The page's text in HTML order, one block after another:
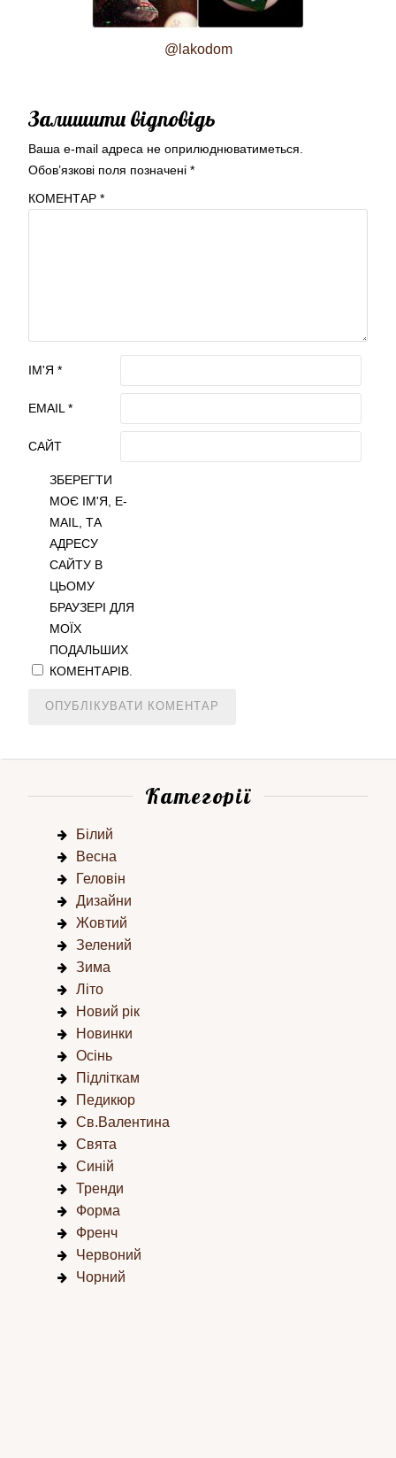
@lakodom
Залишити відповідь
Ваша e-mail адреса не оприлюднюватиметься.
Обов’язкові поля позначені *
КОМЕНТАР *
ІМ'Я *
EMAIL*
САЙТ
ЗБЕРЕГТИ
МОЄ ІМ'Я, E-
MAIL, ТА
АДРЕСУ
САЙТУ В
ЦЬОМУ
БРАУЗЕРІ ДЛЯ
МОЇХ
ПОДАЛЬШИХ
КОМЕНТАРІВ.
Категорії
Білий
Весна
Геловін
Дизайни
Жовтий
Зелений
Зима
Літо
Новий рік
Новинки
Осінь
Підліткам
Педикюр
Св.Валентина
Свята
Синій
Тренди
Форма
Френч
Червоний
Чорний